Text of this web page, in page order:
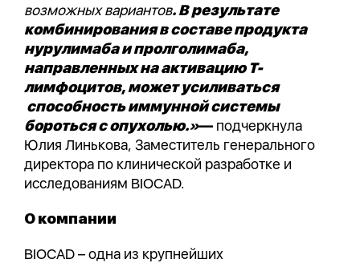
возможных вариантов.В результате
комбинирования в составе продукта
нурулимаба и пролголимаба,
направленных на активацию T-
лимфоцитов, может усиливаться
способность иммунной системы
бороться с опухолью.»— подчеркнула
Юлия Линькова, Заместитель генерального
директора по клинической разработке и
исследованиям BIOCAD.
О компании
BIOCAD – одна из крупнейших